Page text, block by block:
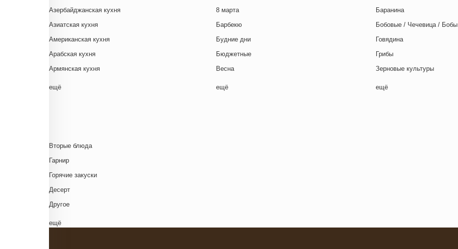
Азербайджанская кухня
Азиатская кухня
Американская кухня
Арабская кухня
Армянская кухня
Белорусская
Венгерская кухня
Греческая кухня
Грузинская кухня
Еврейская кухня
Европейская кухня
Испанская кухня
ещё
8 марта
Барбекю
Будние дни
Бюджетные
Весна
Выходные дни
Закуски
ещё
Баранина
Бобовые / Чечевица / Бобы
Говядина
Грибы
Зерновые культуры
Картофель
Свинина
ещё
Вторые блюда
Гарнир
Горячие закуски
Десерт
Другое
Комплексный обед
ещё